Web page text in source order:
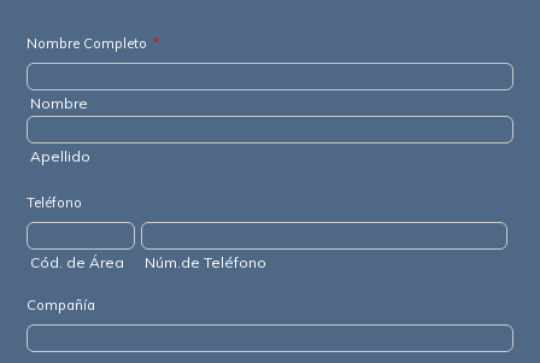
Nombre Completo *
Nombre
Apellido
Teléfono
Cód. de Área Núm.de Teléfono
Compañía